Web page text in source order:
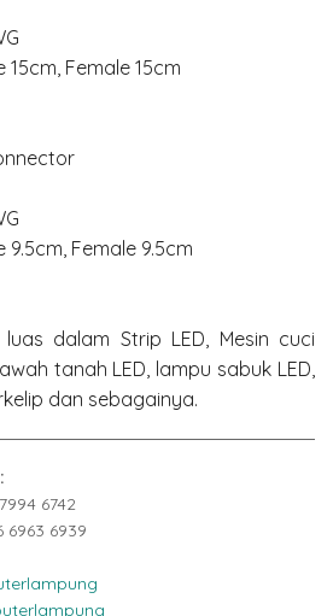
15cm, Female 15cm
9.5cm, Female 9.5cm
dalam Strip LED, Mesin cuci
tanah LED, lampu sabuk LED,
dan sebagainya.
6742
6963 6939